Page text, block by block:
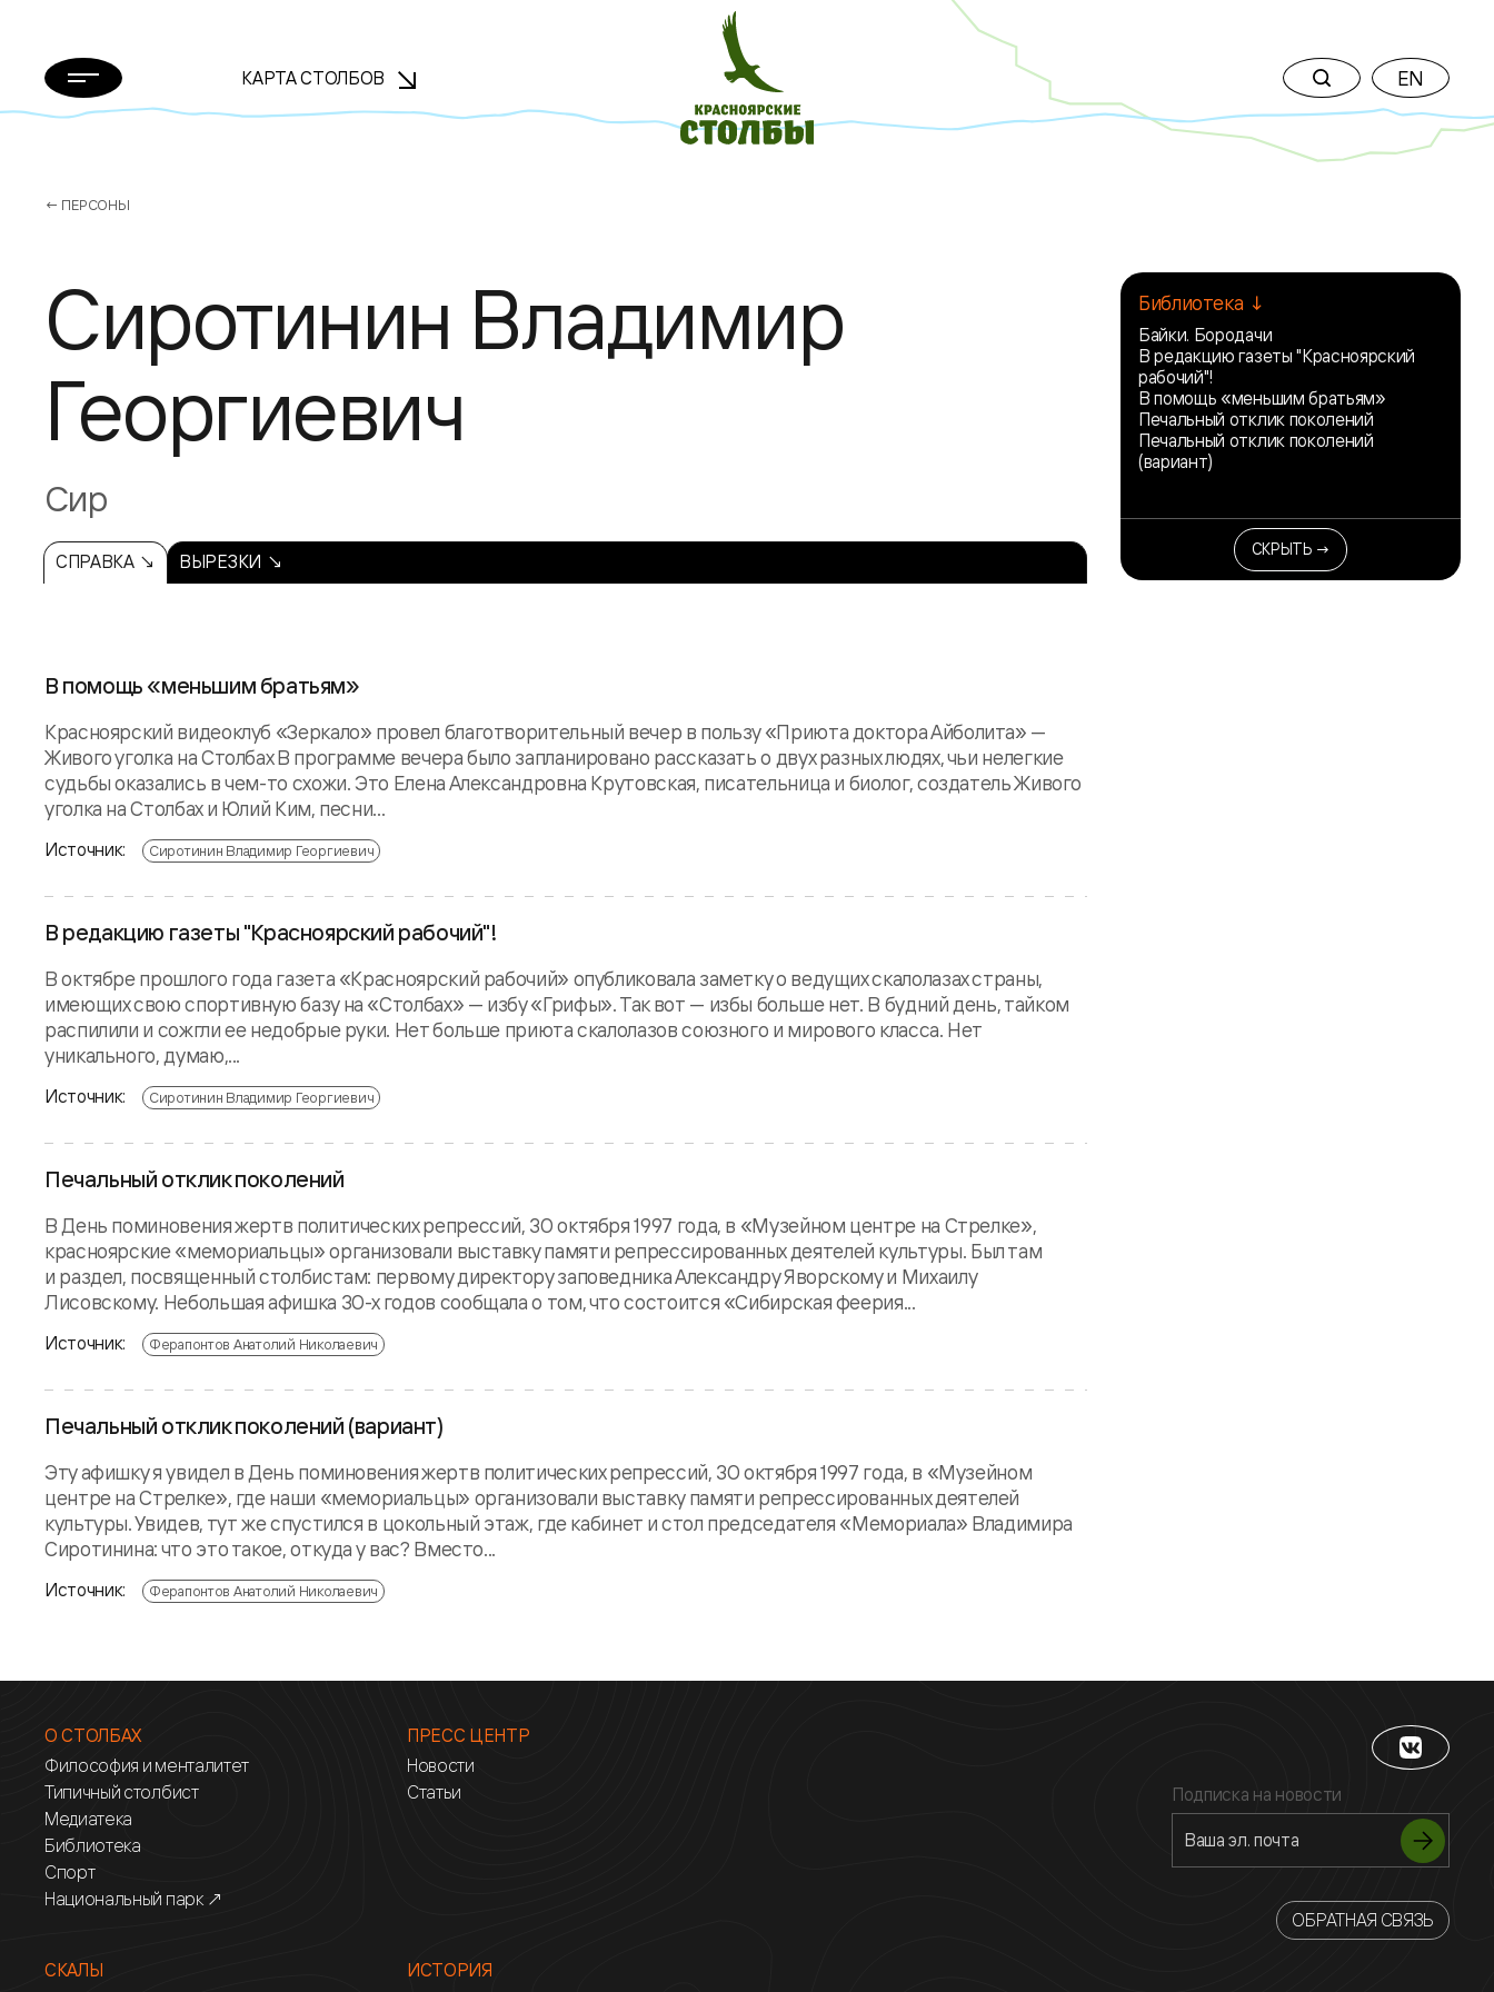
КАРТА СТОЛБОВ EN
← ПЕРСОНЫ
Сиротинин Владимир
Георгиевич
Сир
СПРАВКА ↘ ВЫРЕЗКИ ↘
В помощь «меньшим братьям»
Красноярский видеоклуб «Зеркало» провел благотворительный вечер в пользу «Приюта доктора Айболита» —
Живого уголка на Столбах В программе вечера было запланировано рассказать о двух разных людях, чьи нелегкие
судьбы оказались в чем-то схожи. Это Елена Александровна Крутовская, писательница и биолог, создатель Живого
уголка на Столбах и Юлий Ким, песни...
Источник: Сиротинин Владимир Георгиевич
В редакцию газеты "Красноярский рабочий"!
В октябре прошлого года газета «Красноярский рабочий» опубликовала заметку о ведущих скалолазах страны,
имеющих свою спортивную базу на «Столбах» — избу «Грифы». Так вот — избы больше нет. В будний день, тайком
распилили и сожгли ее недобрые руки. Нет больше приюта скалолазов союзного и мирового класса. Нет
уникального, думаю,...
Источник: Сиротинин Владимир Георгиевич
Печальный отклик поколений
В День поминовения жертв политических репрессий, 30 октября 1997 года, в «Музейном центре на Стрелке»,
красноярские «мемориальцы» организовали выставку памяти репрессированных деятелей культуры. Был там
и раздел, посвященный столбистам: первому директору заповедника Александру Яворскому и Михаилу
Лисовскому. Небольшая афишка 30-х годов сообщала о том, что состоится «Сибирская феерия...
Источник: Ферапонтов Анатолий Николаевич
Печальный отклик поколений (вариант)
Эту афишку я увидел в День поминовения жертв политических репрессий, 30 октября 1997 года, в «Музейном
центре на Стрелке», где наши «мемориальцы» организовали выставку памяти репрессированных деятелей
культуры. Увидев, тут же спустился в цокольный этаж, где кабинет и стол председателя «Мемориала» Владимира
Сиротинина: что это такое, откуда у вас? Вместо...
Источник: Ферапонтов Анатолий Николаевич
Библиотека ↓
Байки. Бородачи
В редакцию газеты "Красноярский
рабочий"!
В помощь «меньшим братьям»
Печальный отклик поколений
Печальный отклик поколений
(вариант)
СКРЫТЬ →
О СТОЛБАХ
Философия и менталитет
Типичный столбист
Медиатека
Библиотека
Спорт
Национальный парк ↗
ПРЕСС ЦЕНТР
Новости
Статьи
СКАЛЫ
ИСТОРИЯ
Подписка на новости
ОБРАТНАЯ СВЯЗЬ